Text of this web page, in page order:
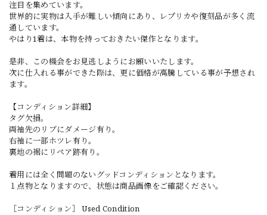
注目を集めています。
世界的に実物は入手が難しい傾向にあり、レプリカや復刻品が多く流
通しています。
やはり1着は、本物を持っておきたい傑作となります。
是非、この機会をお見逃しようにお願いいたします。
次に仕入れる事ができた際は、更に価格が高騰している事が予想され
ます。
【コンディション詳細】
タグ欠損。
両袖先のリブにダメージ有り。
右袖に一部ホツレ有り。
裏地の裾にリペア跡有り。
着用には全く問題のないグッドコンディションとなります。
１点物となりますので、状態は商品画像をご確認ください。
［コンディション］ Used Condition